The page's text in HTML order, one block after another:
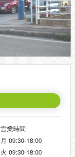
営業時間
月 09:30-18:00
火 09:30-18:00